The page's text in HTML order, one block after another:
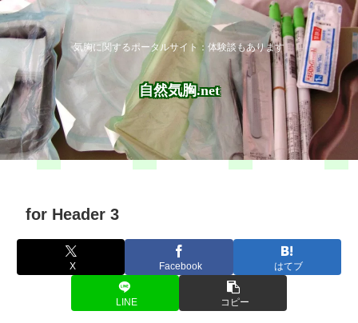
気胸に関するポータルサイト：体験談もあります
自然気胸.net
for Header 3
X Facebook はてブ
LINE コピー